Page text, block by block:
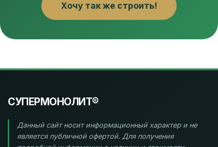
Хочу так же строить!
СУПЕРМОНОЛИТ®
Данный сайт носит информационный характер и не
является публичной офертой. Для получения